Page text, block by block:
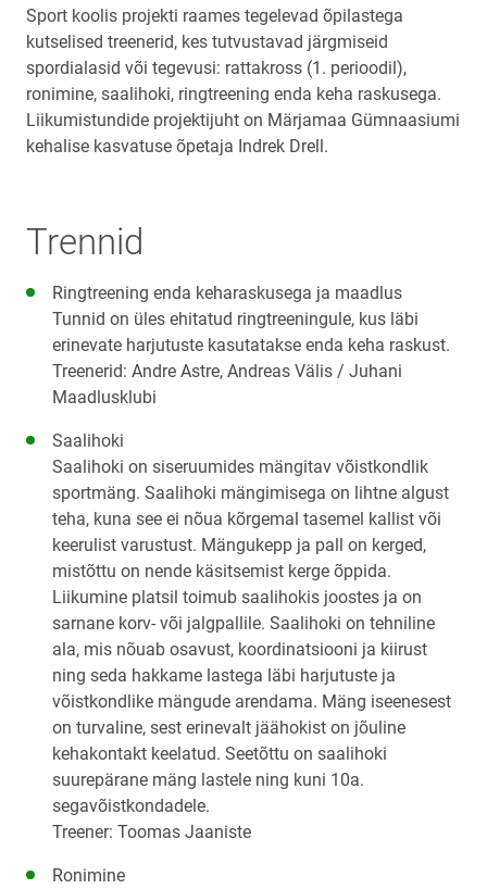
Sport koolis projekti raames tegelevad õpilastega
kutselised treenerid, kes tutvustavad järgmiseid
spordialasid või tegevusi: rattakross (1. perioodil),
ronimine, saalihoki, ringtreening enda keha raskusega.
Liikumistundide projektijuht on Märjamaa Gümnaasiumi
kehalise kasvatuse õpetaja Indrek Drell.
Trennid
Ringtreening enda keharaskusega ja maadlus
Tunnid on üles ehitatud ringtreeningule, kus läbi
erinevate harjutuste kasutatakse enda keha raskust.
Treenerid: Andre Astre, Andreas Välis / Juhani
Maadlusklubi
Saalihoki
Saalihoki on siseruumides mängitav võistkondlik
sportmäng. Saalihoki mängimisega on lihtne algust
teha, kuna see ei nõua kõrgemal tasemel kallist või
keerulist varustust. Mängukepp ja pall on kerged,
mistõttu on nende käsitsemist kerge õppida.
Liikumine platsil toimub saalihokis joostes ja on
sarnane korv- või jalgpallile. Saalihoki on tehniline
ala, mis nõuab osavust, koordinatsiooni ja kiirust
ning seda hakkame lastega läbi harjutuste ja
võistkondlike mängude arendama. Mäng iseenesest
on turvaline, sest erinevalt jäähokist on jõuline
kehakontakt keelatud. Seetõttu on saalihoki
suurepärane mäng lastele ning kuni 10a.
segavõistkondadele.
Treener: Toomas Jaaniste
Ronimine